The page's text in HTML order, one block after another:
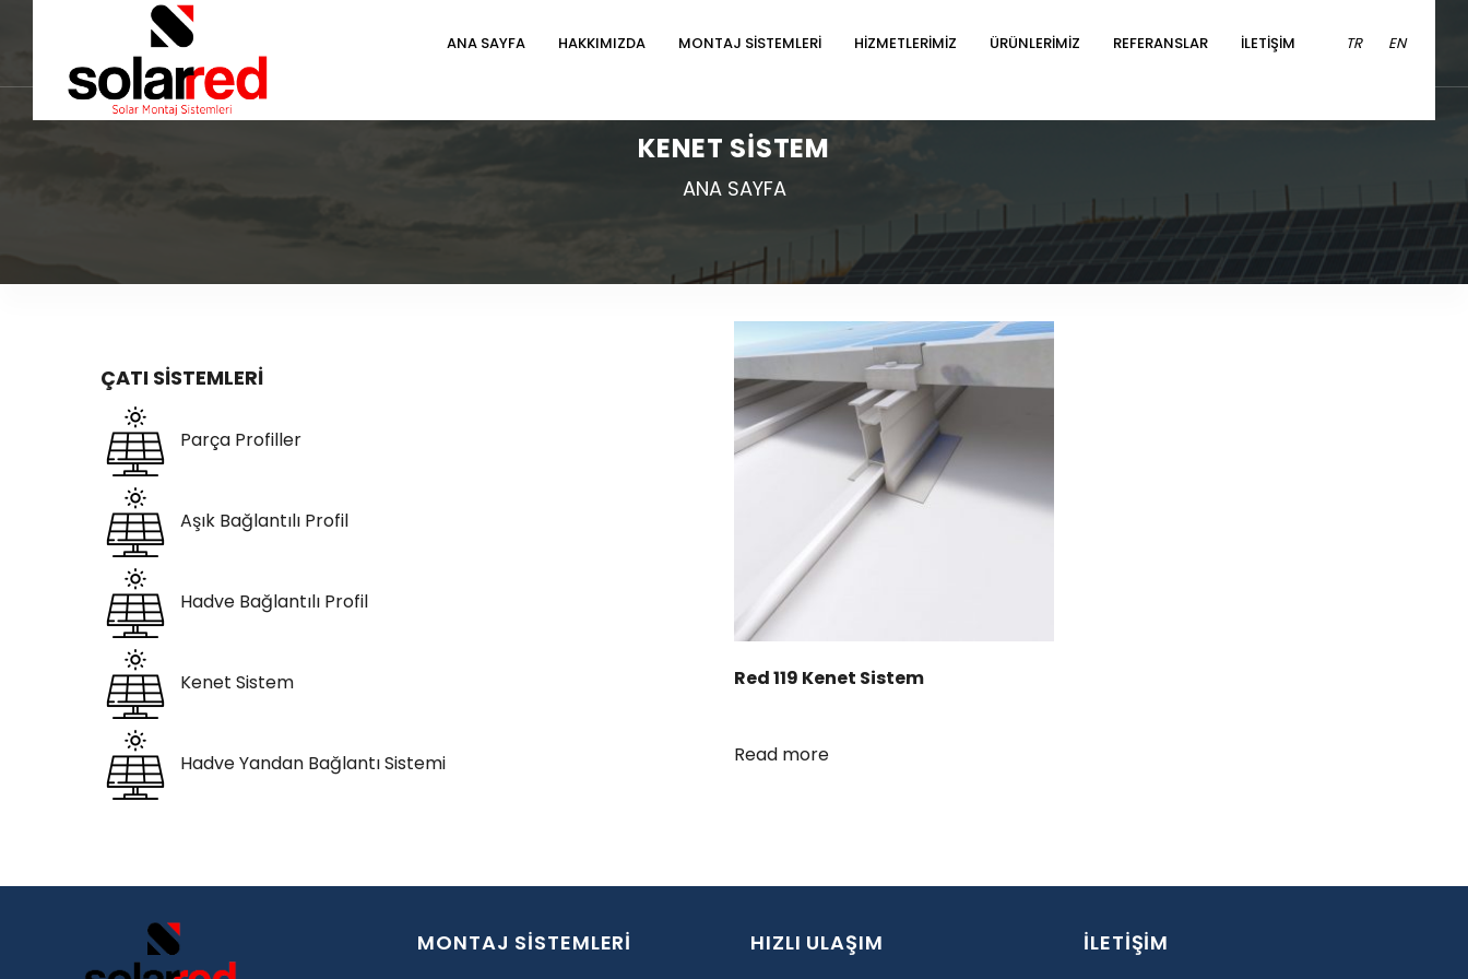
TR EN
ANA SAYFA HAKKIMIZDA MONTAJ SİSTEMLERİ HİZMETLERİMİZ ÜRÜNLERİMİZ REFERANSLAR İLETİŞİM
KENET SİSTEM
ANA SAYFA
ÇATI SİSTEMLERİ
Parça Profiller
Aşık Bağlantılı Profil
Hadve Bağlantılı Profil
Kenet Sistem
Hadve Yandan Bağlantı Sistemi
Red 119 Kenet Sistem
Read more
MONTAJ SİSTEMLERİ HIZLI ULAŞIM İLETİŞİM